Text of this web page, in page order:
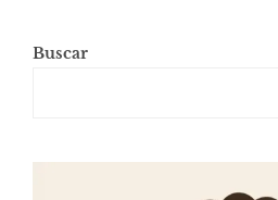
Buscar